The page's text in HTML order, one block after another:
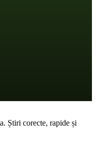
Știri corecte, rapide și